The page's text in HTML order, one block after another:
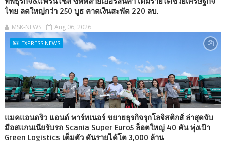
ไทย ลดใหญ่กว่า 250 บูธ คาดเงินสะพัด 220 ลบ.
MSK-NEWS Aug 06, 2026
EXPRESS NEWS
แมคแอนดริว แอนด์ พาร์ทเนอร์ ขยายธุรกิจรุกโลจิสติกส์ ล่าสุดจับ
มือสแกนเนียรับรถ Scania Super Euro5 ล็อตใหญ่ 40 คัน พุ่งเป้า
Green Logistics เต็มตัว ดันรายได้โต 3,000 ล้าน